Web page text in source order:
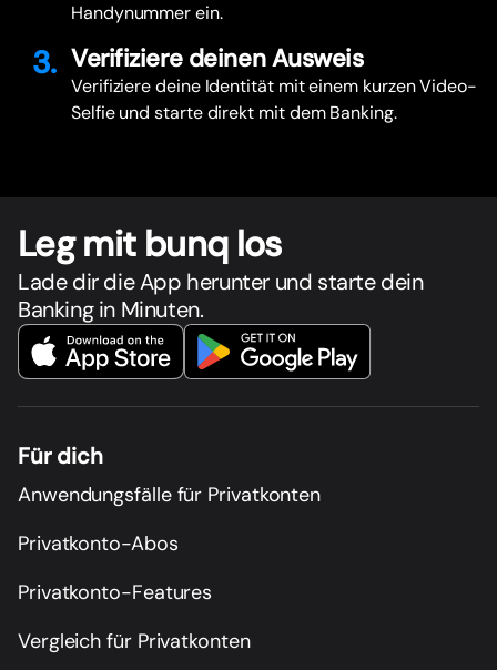
Handynummer ein.
3. Verifiziere deinen Ausweis
Verifiziere deine Identität mit einem kurzen Video-
Selfie und starte direkt mit dem Banking.
Leg mit bunq los
Lade dir die App herunter und starte dein
Banking in Minuten.
Für dich
Anwendungsfälle für Privatkonten
Privatkonto-Abos
Privatkonto-Features
Vergleich für Privatkonten